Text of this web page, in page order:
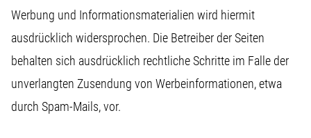
Werbung und Informationsmaterialien wird hiermit
ausdrücklich widersprochen. Die Betreiber der Seiten
behalten sich ausdrücklich rechtliche Schritte im Falle der
unverlangten Zusendung von Werbeinformationen, etwa
durch Spam-Mails, vor.